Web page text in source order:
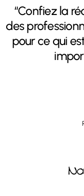
“Confiez la
des
pour ce qui